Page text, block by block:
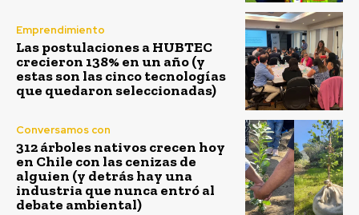
Emprendimiento
Las postulaciones a HUBTEC
crecieron 138% en un año (y
estas son las cinco tecnologías
que quedaron seleccionadas)
Conversamos con
312 árboles nativos crecen hoy
en Chile con las cenizas de
alguien (y detrás hay una
industria que nunca entró al
debate ambiental)